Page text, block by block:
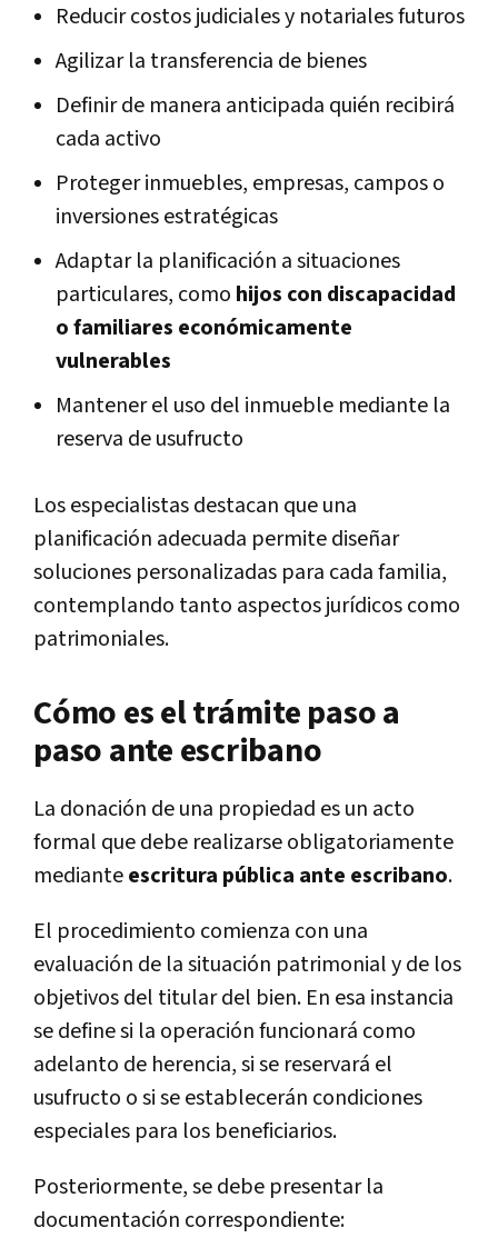
Reducir costos judiciales y notariales futuros
Agilizar la transferencia de bienes
Definir de manera anticipada quién recibirá
cada activo
Proteger inmuebles, empresas, campos o
inversiones estratégicas
Adaptar la planificación a situaciones
particulares, como hijos con discapacidad
o familiares económicamente
vulnerables
Mantener el uso del inmueble mediante la
reserva de usufructo
Los especialistas destacan que una
planificación adecuada permite diseñar
soluciones personalizadas para cada familia,
contemplando tanto aspectos jurídicos como
patrimoniales.
Cómo es el trámite paso a
paso ante escribano
La donación de una propiedad es un acto
formal que debe realizarse obligatoriamente
medianteescritura pública ante escribano.
El procedimiento comienza con una
evaluación de la situación patrimonial y de los
objetivos del titular del bien. En esa instancia
se define si la operación funcionará como
adelanto de herencia, si se reservará el
usufructo o si se establecerán condiciones
especiales para los beneficiarios.
Posteriormente, se debe presentar la
documentación correspondiente: